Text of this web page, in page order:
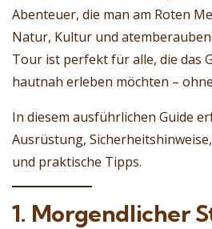
Abenteuer, die man am Roten
Natur, Kultur und
Tour ist perfekt für alle, die das
hautnah erleben möchten –
In diesem ausführlichen Guide
Ausrüstung,
und praktische Tipps.
1. Morgendlicher